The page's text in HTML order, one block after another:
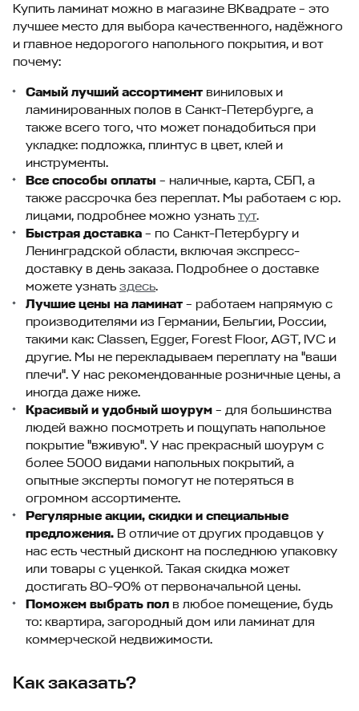
Купить ламинат можно в магазине ВКвадрате – это
лучшее место для выбора качественного, надёжного
и главное недорогого напольного покрытия, и вот
почему:
Самый лучший ассортимент виниловых и
ламинированных полов в Санкт-Петербурге, а
также всего того, что может понадобиться при
укладке: подложка, плинтус в цвет, клей и
инструменты.
Все способы оплаты – наличные, карта, СБП, а
также рассрочка без переплат. Мы работаем с юр.
лицами, подробнее можно узнать тут.
Быстрая доставка – по Санкт-Петербургу и
Ленинградской области, включая экспресс-
доставку в день заказа. Подробнее о доставке
можете узнать здесь.
Лучшие цены на ламинат – работаем напрямую с
производителями из Германии, Бельгии, России,
такими как: Classen, Egger, Forest Floor, AGT, IVC и
другие. Мы не перекладываем переплату на "ваши
плечи". У нас рекомендованные розничные цены, а
иногда даже ниже.
Красивый и удобный шоурум – для большинства
людей важно посмотреть и пощупать напольное
покрытие "вживую". У нас прекрасный шоурум с
более 5000 видами напольных покрытий, а
опытные эксперты помогут не потеряться в
огромном ассортименте.
Регулярные акции, скидки и специальные
предложения. В отличие от других продавцов у
нас есть честный дисконт на последнюю упаковку
или товары с уценкой. Такая скидка может
достигать 80-90% от первоначальной цены.
Поможем выбрать пол в любое помещение, будь
то: квартира, загородный дом или ламинат для
коммерческой недвижимости.
Как заказать?